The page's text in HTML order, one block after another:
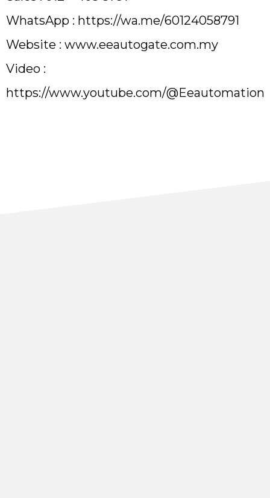
WhatsApp : https://wa.me/60124058791
Website : www.eeautogate.com.my
Video :
https://www.youtube.com/@Eeautomation